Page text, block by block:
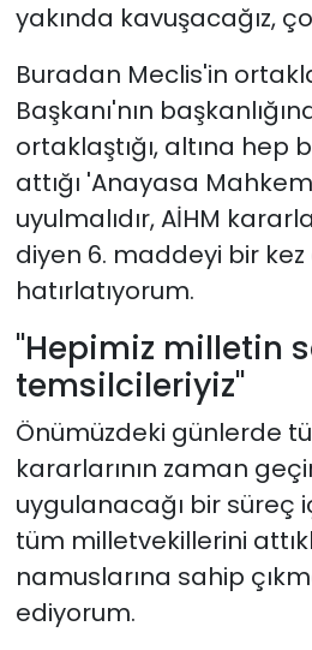
yakında kavuşacağız,
Buradan Meclis'in
Başkanı'nın
ortaklaştığı, altına hep
attığı 'Anayasa
uyulmalıdır, AİHM
diyen 6. maddeyi bir
hatırlatıyorum.
"Hepimiz milletin
temsilcileriyiz"
Önümüzdeki günlerde
kararlarının zaman
uygulanacağı bir süreç
tüm milletvekillerini
namuslarına sahip
ediyorum.